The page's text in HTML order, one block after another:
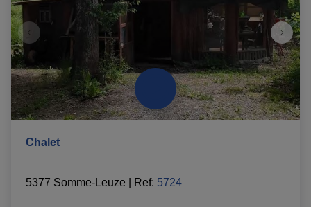
Chalet
5377 Somme-Leuze Ref: 5724